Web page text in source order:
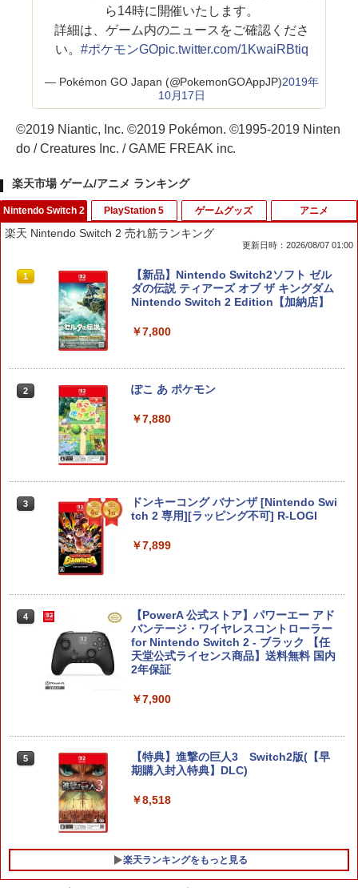
ら14時に開催いたします。
詳細は、ゲーム内のニュースをご確認くださ
い。 #ポケモンGOpic.twitter.com/1KwaiRBtiq
— Pokémon GO Japan (@PokemonGOAppJP)2019年
10月17日
©2019 Niantic, Inc. ©2019 Pokémon. ©1995-2019 Ninten
do / Creatures Inc. / GAME FREAK inc.
楽天市場 ゲーム/アニメ ランキング
Nintendo Switch 2
楽天 Nintendo Switch 2 売れ筋ランキング
更新日時：2026/08/07 01:00
1
【新品】Nintendo Switch2ソフト ゼル
ダの伝説 ティアーズ オブ ザ キングダム
Nintendo Switch 2 Edition【加納店】
￥7,800
2 ぽこ あ ポケモン
￥7,880
3
ドンキーコング バナンザ [Nintendo Swi
tch 2 専用][ラッピング不可] R-LOGI
￥7,899
4
【PowerA 公式ストア】パワーエー アド
バンテージ・ワイヤレスコントローラー
for Nintendo Switch 2 - ブラック 【任
天堂公式ライセンス商品】送料無料 国内
2年保証
￥7,900
5
【特典】進撃の巨人3 Switch2版(【早
期購入封入特典】DLC)
￥8,518
楽天ランキングをもっと見る
PlayStation 5 ゲームグッズ アニメ